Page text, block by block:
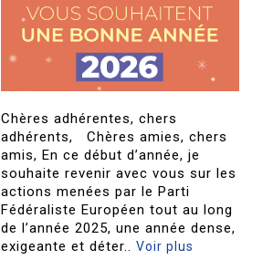
Chères adhérentes, chers
adhérents, Chères amies, chers
amis, En ce début d’année, je
souhaite revenir avec vous sur les
actions menées par le Parti
Fédéraliste Européen tout au long
de l’année 2025, une année dense,
exigeante et déter..Voir plus